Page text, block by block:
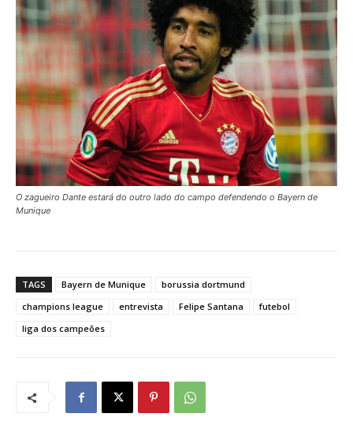
O zagueiro Dante estará do outro lado do campo defendendo o Bayern de
Munique
TAGS Bayern de Munique
borussia dortmund
champions league
entrevista Felipe Santana
futebol
liga dos campeões